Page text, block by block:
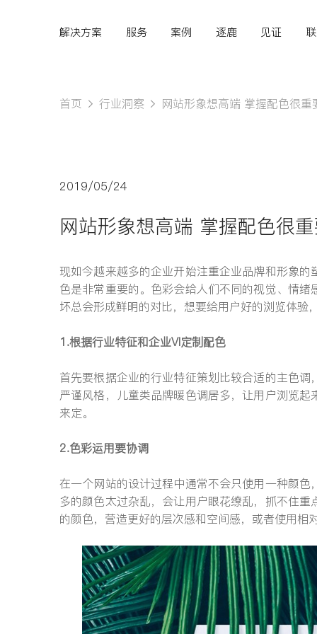
解决方案 服务 案例 逐鹿 见证
首页 行业洞察 网站形象想高端 掌握配色很重
2019/05/24
网站形象想高端 掌握配色很
现如今越来越多的企业开始注重企业品牌和形象
色是非常重要的。色彩会给人们不同的视觉、情
坏总会形成鲜明的对比，想要给用户好的浏览体验
1.根据行业特征和企业VI定制配色
首先要根据企业的行业特征策划比较合适的主色
严谨风格，儿童类品牌暖色调居多，让用户浏览
来定。
2.色彩运用要协调
在一个网站的设计过程中通常不会只使用一种颜
多的颜色太过杂乱，会让用户眼花缭乱，抓不住
的颜色，营造更好的层次感和空间感，或者使用相
认真聆听您的需求
是我们最重要的工作之
一...